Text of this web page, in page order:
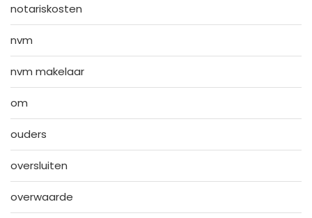
notariskosten
nvm
nvm makelaar
om
ouders
oversluiten
overwaarde